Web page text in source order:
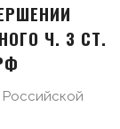
Ч. 3 СТ.